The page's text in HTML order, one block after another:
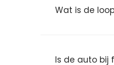
Wat is de
Is de auto bij